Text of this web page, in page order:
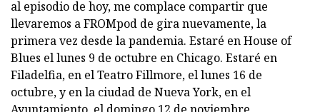
al episodio de hoy, me complace compartir que
llevaremos a FROMpod de gira nuevamente, la
primera vez desde la pandemia. Estaré en House of
Blues el lunes 9 de octubre en Chicago. Estaré en
Filadelfia, en el Teatro Fillmore, el lunes 16 de
octubre, y en la ciudad de Nueva York, en el